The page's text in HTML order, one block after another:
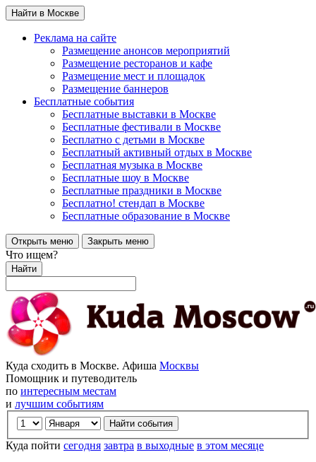
Найти в Москве
Реклама на сайте
Размещение анонсов мероприятий
Размещение ресторанов и кафе
Размещение мест и площадок
Размещение баннеров
Бесплатные события
Бесплатные выставки в Москве
Бесплатные фестивали в Москве
Бесплатно с детьми в Москве
Бесплатный активный отдых в Москве
Бесплатная музыка в Москве
Бесплатные шоу в Москве
Бесплатные праздники в Москве
Бесплатно! стендап в Москве
Бесплатные образование в Москве
Открыть меню Закрыть меню
Что ищем?
Найти
Куда сходить в Москве. Афиша Москвы
Помощник и путеводитель
по интересным местам
и лучшим событиям
Куда пойти сегодня завтра в выходные в этом месяце